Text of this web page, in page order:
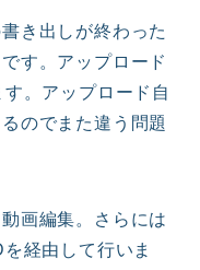
き出しが終わった
す。アップロード
。アップロード自
のでまた違う問題
画編集。さらには
経由して行いま